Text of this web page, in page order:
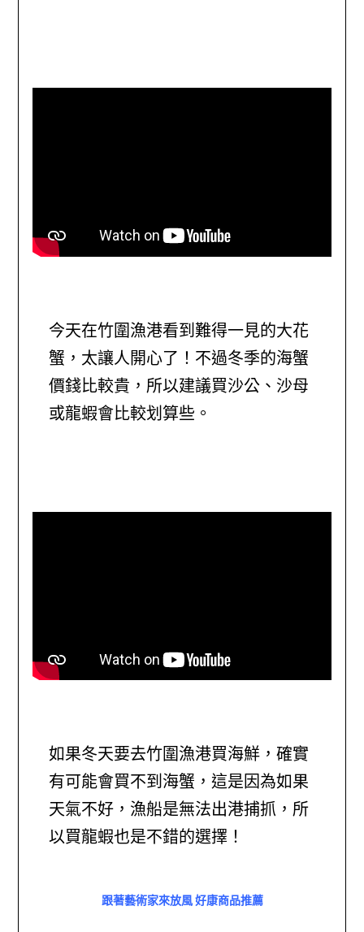
今天在竹圍漁港看到難得一見的大花
蟹，太讓人開心了！不過冬季的海蟹
價錢比較貴，所以建議買沙公、沙母
或龍蝦會比較划算些。
如果冬天要去竹圍漁港買海鮮，確實
有可能會買不到海蟹，這是因為如果
天氣不好，漁船是無法出港捕抓，所
以買龍蝦也是不錯的選擇！
跟著藝術家來放風 好康商品推薦